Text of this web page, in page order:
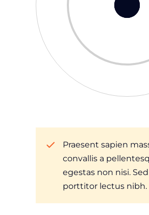
Praesent sapien
convallis a
egestas non nisi. Sed
porttitor lectus nibh.